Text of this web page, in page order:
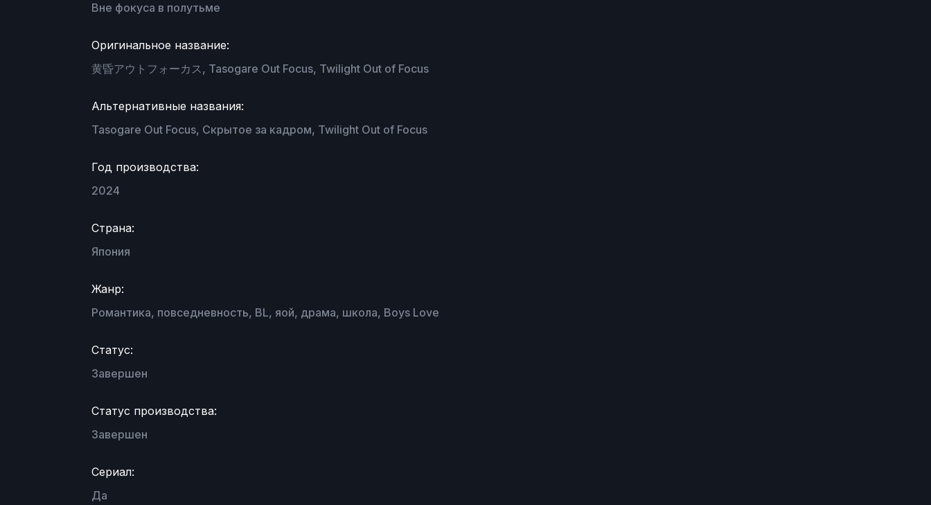
Вне фокуса в полутьме
Оригинальное название:
黄昏アウトフォーカス, Tasogare Out Focus, Twilight Out of Focus
Альтернативные названия:
Tasogare Out Focus, Скрытое за кадром, Twilight Out of Focus
Год производства:
2024
Страна:
Япония
Жанр:
Романтика, повседневность, BL, яой, драма, школа, Boys Love
Статус:
Завершен
Статус производства:
Завершен
Сериал:
Да